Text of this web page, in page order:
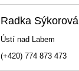
Radka Sýkorová
Ústí nad Labem
(+420) 774 873 473